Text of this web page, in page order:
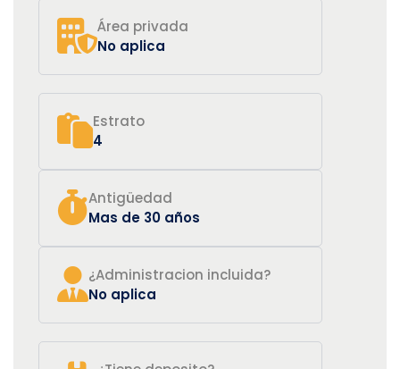
Área privada
No aplica
Estrato
4
Antigüedad
Mas de 30 años
¿Administracion incluida?
No aplica